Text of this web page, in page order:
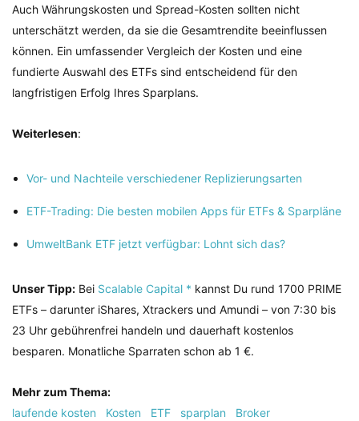
Auch Währungskosten und Spread-Kosten sollten nicht
unterschätzt werden, da sie die Gesamtrendite beeinflussen
können. Ein umfassender Vergleich der Kosten und eine
fundierte Auswahl des ETFs sind entscheidend für den
langfristigen Erfolg Ihres Sparplans.
Weiterlesen:
Vor- und Nachteile verschiedener Replizierungsarten
ETF-Trading: Die besten mobilen Apps für ETFs & Sparpläne
UmweltBank ETF jetzt verfügbar: Lohnt sich das?
Unser Tipp: Bei Scalable Capital * kannst Du rund 1700 PRIME
ETFs – darunter iShares, Xtrackers und Amundi – von 7:30 bis
23 Uhr gebührenfrei handeln und dauerhaft kostenlos
besparen. Monatliche Sparraten schon ab 1 €.
Mehr zum Thema:
laufende kosten
Kosten ETF sparplan
Broker